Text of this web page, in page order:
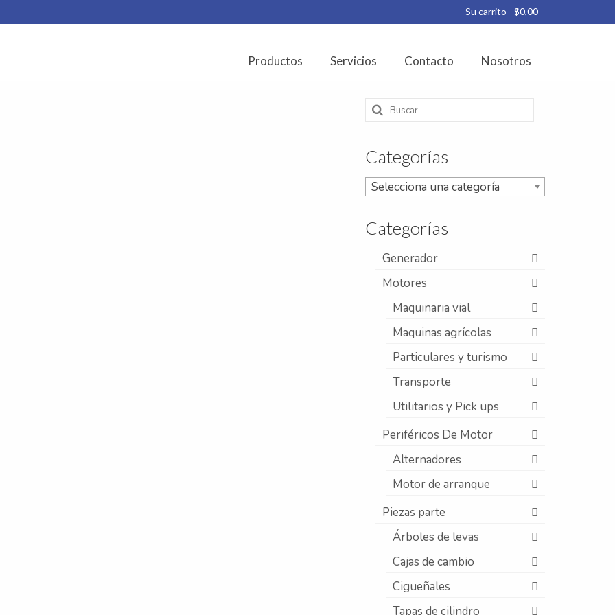
Su carrito - $0,00
Productos Servicios Contacto Nosotros
Buscar
por:
Categorías
Selecciona una categoría
Categorías
Generador
Motores
Maquinaria vial
Maquinas agrícolas
Particulares y turismo
Transporte
Utilitarios y Pick ups
Periféricos De Motor
Alternadores
Motor de arranque
Piezas parte
Árboles de levas
Cajas de cambio
Cigueñales
Tapas de cilindro